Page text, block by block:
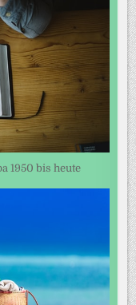
1950 bis heute